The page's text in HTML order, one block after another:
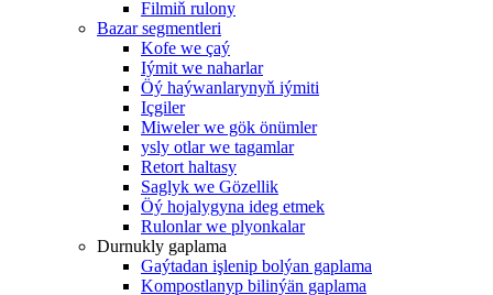
Filmiň rulony
Bazar segmentleri
Kofe we ​​çaý
Iýmit we naharlar
Öý haýwanlarynyň iýmiti
Içgiler
Miweler we gök önümler
ysly otlar we tagamlar
Retort haltasy
Saglyk we Gözellik
Öý hojalygyna ideg etmek
Rulonlar we plyonkalar
Durnukly gaplama
Gaýtadan işlenip bolýan gaplama
Kompostlanyp bilinýän gaplama